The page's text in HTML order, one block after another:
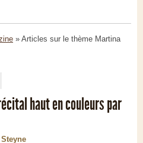
» Articles sur le thème Martina
haut en couleurs par